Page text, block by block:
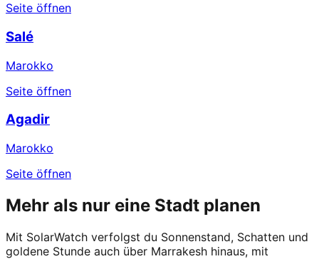
Seite öffnen
Salé
Marokko
Seite öffnen
Agadir
Marokko
Seite öffnen
Mehr als nur eine Stadt planen
Mit SolarWatch verfolgst du Sonnenstand, Schatten und
goldene Stunde auch über Marrakesh hinaus, mit